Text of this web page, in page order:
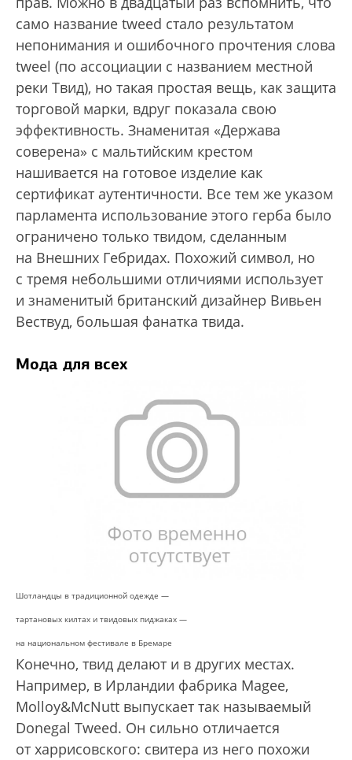
само название tweed стало результатом
непонимания и ошибочного прочтения слова
tweel (по ассоциации с названием местной
реки Твид), но такая простая вещь, как защита
торговой марки, вдруг показала свою
эффективность. Знаменитая «Держава
соверена» с мальтийским крестом
нашивается на готовое изделие как
сертификат аутентичности. Все тем же указом
парламента использование этого герба было
ограничено только твидом, сделанным
на Внешних Гебридах. Похожий символ, но
с тремя небольшими отличиями использует
и знаменитый британский дизайнер Вивьен
Вествуд, большая фанатка твида.
Мода для всех
Шотландцы в традиционной одежде —
тартановых килтах и твидовых пиджаках —
на национальном фестивале в Бремаре
Конечно, твид делают и в других местах.
Например, в Ирландии фабрика Magee,
Molloy&McNutt выпускает так называемый
Donegal Tweed. Он сильно отличается
от харрисовского: свитера из него похожи